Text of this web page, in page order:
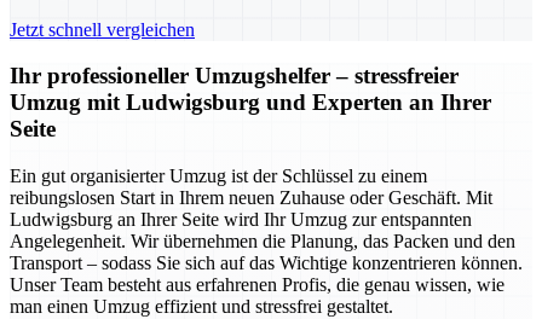
Jetzt schnell vergleichen
Ihr professioneller Umzugshelfer – stressfreier
Umzug mit Ludwigsburg und Experten an Ihrer
Seite
Ein gut organisierter Umzug ist der Schlüssel zu einem
reibungslosen Start in Ihrem neuen Zuhause oder Geschäft. Mit
Ludwigsburg an Ihrer Seite wird Ihr Umzug zur entspannten
Angelegenheit. Wir übernehmen die Planung, das Packen und den
Transport – sodass Sie sich auf das Wichtige konzentrieren können.
Unser Team besteht aus erfahrenen Profis, die genau wissen, wie
man einen Umzug effizient und stressfrei gestaltet.